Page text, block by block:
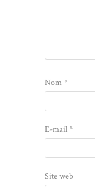
Nom*
E-mail*
Site web